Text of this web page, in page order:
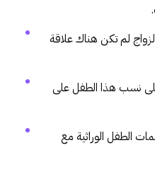
لم تكن هناك علاقة
نسب هذا الطفل على
الطفل الوراثية مع